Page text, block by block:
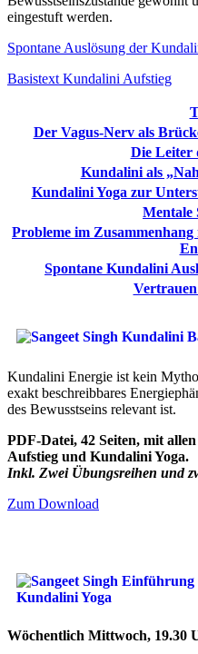
eingestuft werden.
Spontane Auslösung der
Basistext Kundalini Aufstieg
Der Vagus-Nerv als
Die Leiter
Kundalini als
Kundalini Yoga zur
Mentale
Probleme im
Spontane Kundalini
Kundalini Energie ist kein
exakt beschreibbares
des Bewusstseins relevant ist.
PDF-Datei, 42 Seiten, mit
Aufstieg und Kundalini Yoga.
Inkl. Zwei Übungsreihen und
Zum Download
Wöchentlich Mittwoch, 19.30